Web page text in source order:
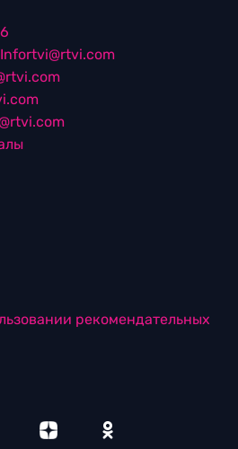
Infortvi@rtvi.com
рекомендательных